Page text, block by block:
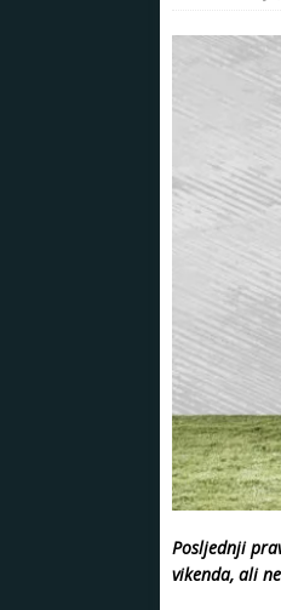
Posljednji
vikenda, ali